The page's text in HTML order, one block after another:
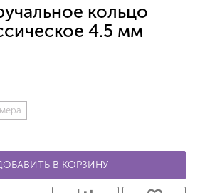
кольцо
4.5 мм
В КОРЗИНУ